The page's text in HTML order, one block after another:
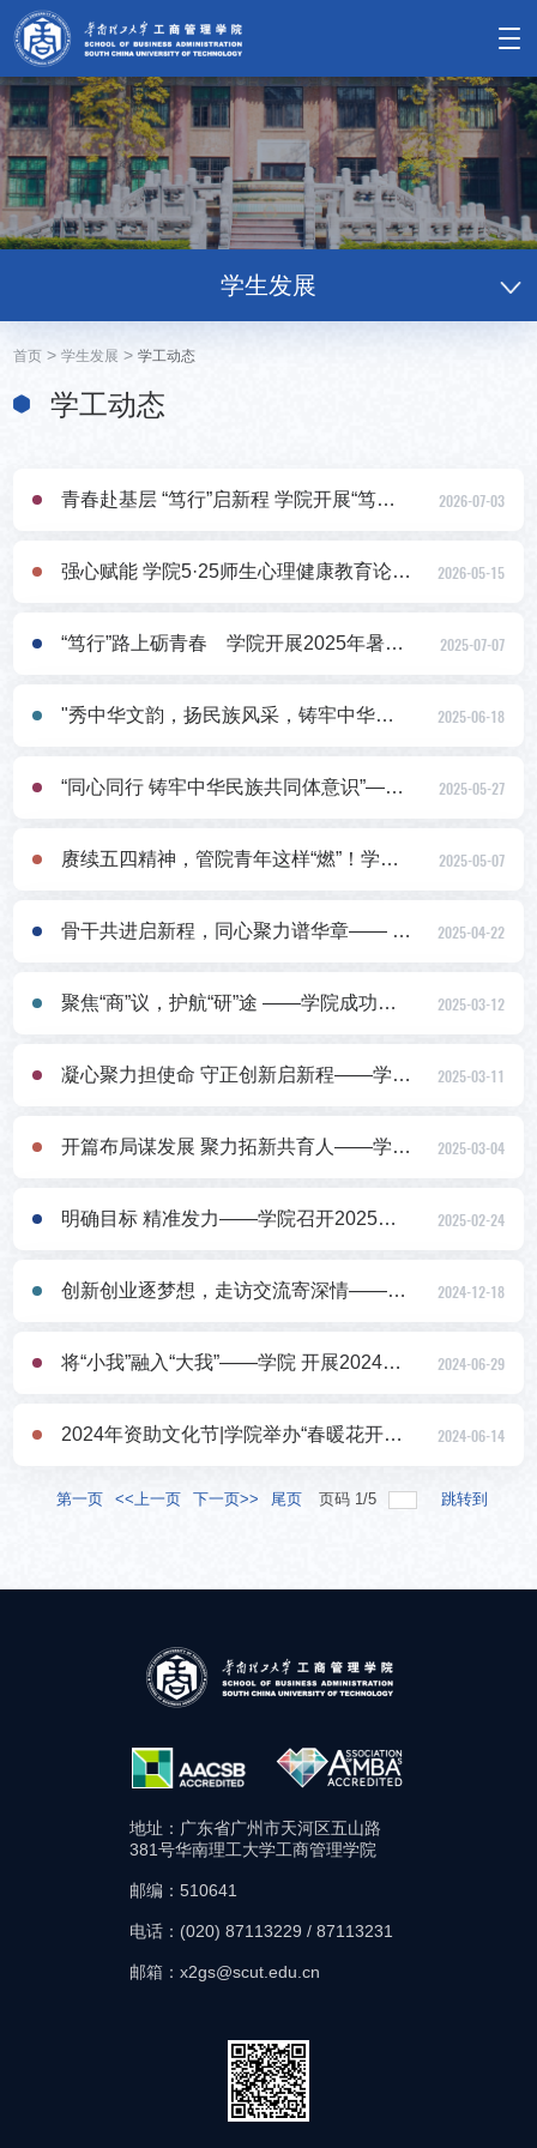
学生发展
首页 >学生发展 >学工动态
学工动态
青春赴基层 “笃行”启新程 学院开展“笃行计划”2026年学生暑期赴党政部门挂职锻炼行前工作会 2026-07-03
强心赋能 学院5·25师生心理健康教育论坛顺利举行 2026-05-15
“笃行”路上砺青春 学院开展2025年暑期挂职锻炼行前教育 2025-07-07
"秀中华文韵，扬民族风采，铸牢中华民族共同体意识”——学院举办中华优秀传统和民族特色文化作品评选展示活动 2025-06-18
“同心同行 铸牢中华民族共同体意识”——学院举办传承中华文化，促进民族团结主题活动 2025-05-27
赓续五四精神，管院青年这样“燃”！学院斩获团学集体和个人多项殊荣 2025-05-07
骨干共进启新程，同心聚力谱华章—— 学院“管”培提升训练坊2025年第4期圆满完成 2025-04-22
聚焦“商”议，护航“研”途 ——学院成功举办2025年第3期“管”培提升训练坊 2025-03-12
凝心聚力担使命 守正创新启新程——学院“管”培提升训练坊2025年第1期圆满结束 2025-03-11
开篇布局谋发展 聚力拓新共育人——学院召开 2025年学生组织规划发展座谈会 2025-03-04
明确目标 精准发力——学院召开2025年学生工作务虚会 2025-02-24
创新创业逐梦想，走访交流寄深情——学院赴咖襄烘焙学院开展走访交流活动 2024-12-18
将“小我”融入“大我”——学院 开展2024年学生暑期挂职锻炼行前教育 2024-06-29
2024年资助文化节|学院举办“春暖花开，扬帆起航”学生圆桌座谈会 2024-06-14
第一页 <<上一页 下一页>> 尾页 页码 1/5 跳转到
地址：广东省广州市天河区五山路
381号华南理工大学工商管理学院
邮编：510641
电话：(020) 87113229 / 87113231
邮箱：x2gs@scut.edu.cn